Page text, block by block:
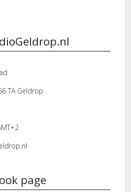
TA Geldrop
page